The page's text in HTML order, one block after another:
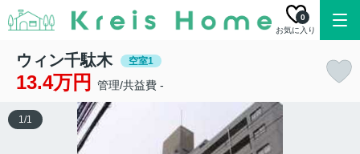
お気に入り
0
ウィン千駄木 空室1
13.4万円 管理/共益費 -
1/1